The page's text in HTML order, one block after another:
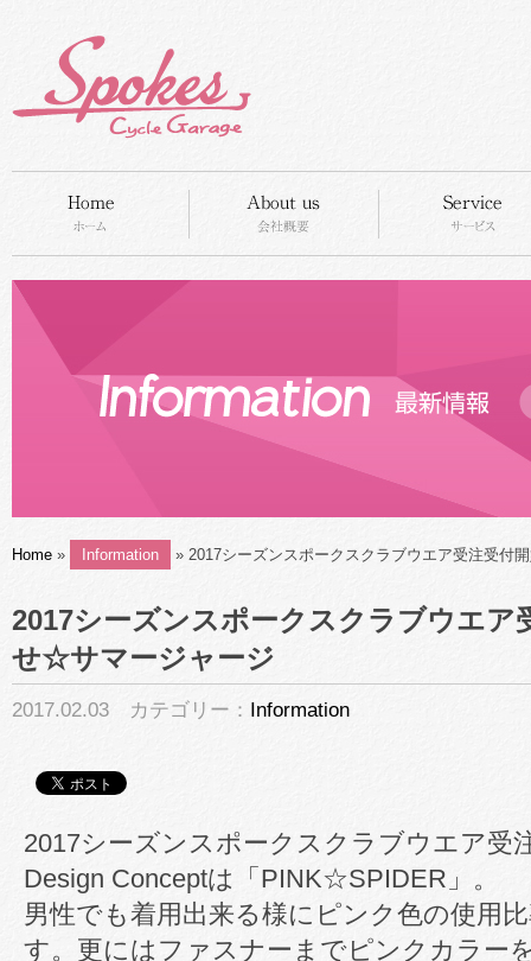
Home » Information » 2017シーズンスポークスクラブウエア受注受付
2017シーズンスポークスクラブウエア
せ☆サマージャージ
2017.02.03 カテゴリー： Information
2017シーズンスポークスクラブウエア受
Design Conceptは「PINK☆SPIDER」。
男性でも着用出来る様にピンク色の使用
す。更にはファスナーまでピンクカラー